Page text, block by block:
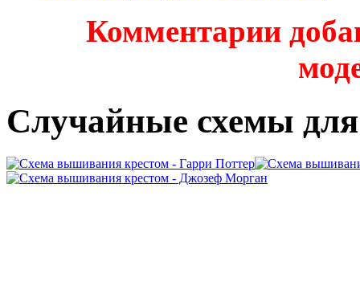
Комментарии
Случайные схемы